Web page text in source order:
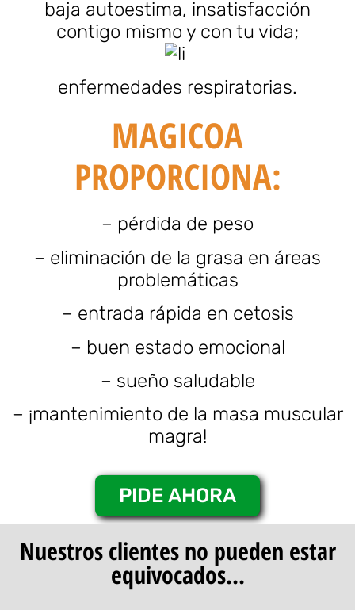
baja autoestima, insatisfacción
contigo mismo y con tu vida;
enfermedades respiratorias.
MAGICOA
PROPORCIONA:
– pérdida de peso
– eliminación de la grasa en áreas
problemáticas
– entrada rápida en cetosis
– buen estado emocional
– sueño saludable
– ¡mantenimiento de la masa muscular
magra!
PIDE AHORA
Nuestros clientes no pueden estar
equivocados...